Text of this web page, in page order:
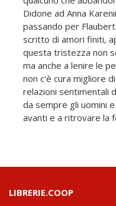
Didone ad Anna
passando per
scritto di amori finiti,
questa tristezza non
ma anche a lenire le
non c'è cura migliore
relazioni sentimentali
da sempre gli uomini
avanti e a ritrovare la
LIBRERIE.COOP